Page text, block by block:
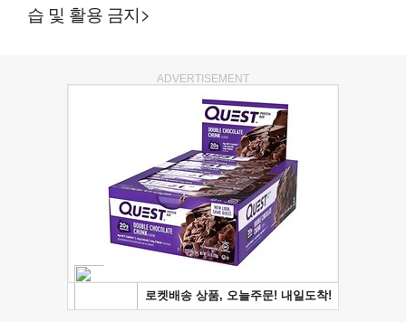
습 및 활용 금지>
ADVERTISEMENT